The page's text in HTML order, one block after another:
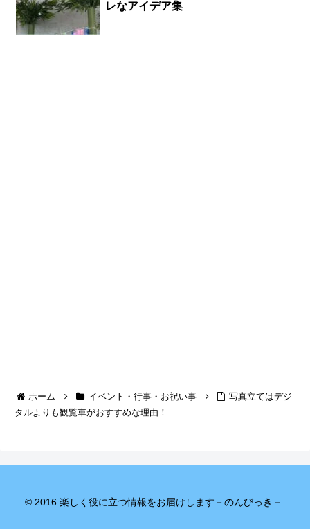
レなアイデア集
ホーム イベント・行事・お祝い事
写真立てはデジ
タルよりも観覧車がおすすめな理由！
© 2016 楽しく役に立つ情報をお届けします－のんびっき－.